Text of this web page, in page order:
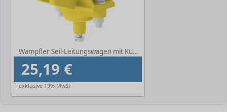
Wampfler Seil-Leitungswagen mit Kugelgelenk
25,19 €
exklusive 19% MwSt